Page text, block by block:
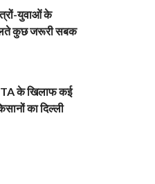
युवाओं के
कुछ जरूरी सबक
के खिलाफ कई
का दिल्ली